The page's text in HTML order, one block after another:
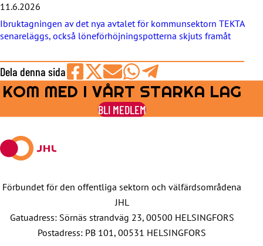
11.6.2026
Ibruktagningen av det nya avtalet för kommunsektorn TEKTA
senareläggs, också löneförhöjningspotterna skjuts framåt
Dela denna sida
Share
on
Facebook
Share
on
Share
by
E-
Share
on
WhatsApp
Share
on
Telegram
KOM MED I VÅRT STARKA LAG
BLI MEDLEM
Förbundet för den offentliga sektorn och välfärdsområdena
JHL
Gatuadress: Sörnäs strandväg 23, 00500 HELSINGFORS
Postadress: PB 101, 00531 HELSINGFORS